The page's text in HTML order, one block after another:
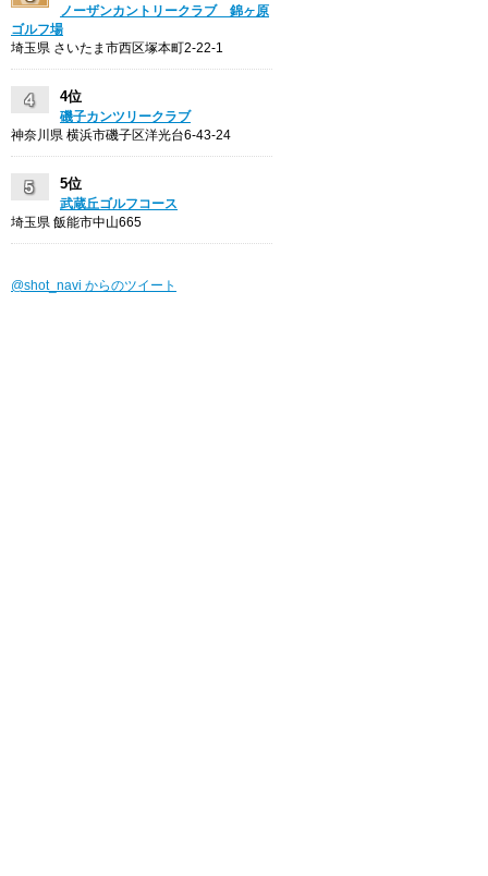
ノーザンカントリークラブ 錦ヶ原
ゴルフ場
埼玉県 さいたま市西区塚本町2-22-1
4位
磯子カンツリークラブ
神奈川県 横浜市磯子区洋光台6-43-24
5位
武蔵丘ゴルフコース
埼玉県 飯能市中山665
@shot_navi からのツイート